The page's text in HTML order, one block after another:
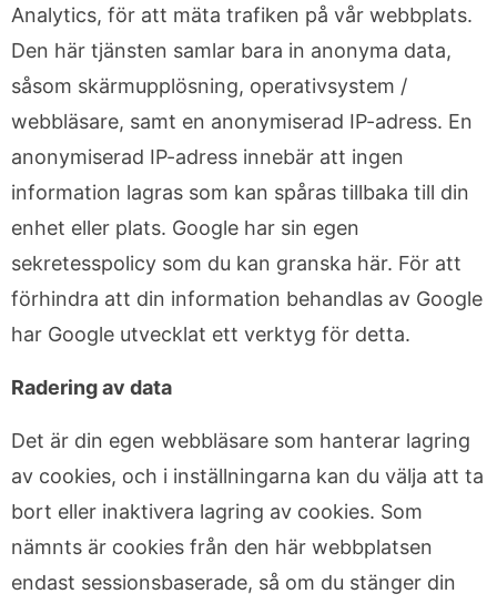
Analytics, för att mäta trafiken på vår webbplats.
Den här tjänsten samlar bara in anonyma data,
såsom skärmupplösning, operativsystem /
webbläsare, samt en anonymiserad IP-adress. En
anonymiserad IP-adress innebär att ingen
information lagras som kan spåras tillbaka till din
enhet eller plats. Google har sin egen
sekretesspolicy som du kan granska här. För att
förhindra att din information behandlas av Google
har Google utvecklat ett verktyg för detta.
Radering av data
Det är din egen webbläsare som hanterar lagring
av cookies, och i inställningarna kan du välja att ta
bort eller inaktivera lagring av cookies. Som
nämnts är cookies från den här webbplatsen
endast sessionsbaserade, så om du stänger din